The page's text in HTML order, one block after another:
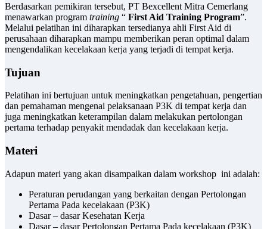
Berdasarkan pemikiran tersebut, PT Bexcellent Mitra Cemerlang
menawarkan program training “ First Aid Training Program”.
Melalui pelatihan ini diharapkan tersedianya ahli First Aid di
perusahaan diharapkan mampu memberikan peran optimal dalam
mengendalikan kecelakaan kerja yang terjadi di tempat kerja.
Tujuan
Pelatihan ini bertujuan untuk meningkatkan pengetahuan, pengertian
dan pemahaman mengenai pelaksanaan P3K di tempat kerja dan
juga meningkatkan keterampilan dalam melakukan pertolongan
pertama terhadap penyakit mendadak dan kecelakaan kerja.
Materi
Adapun materi yang akan disampaikan dalam workshop ini adalah:
Peraturan perudangan yang berkaitan dengan Pertolongan
Pertama Pada kecelakaan (P3K)
Dasar – dasar Kesehatan Kerja
Dasar – dasar Pertolongan Pertama Pada kecelakaan (P3K)